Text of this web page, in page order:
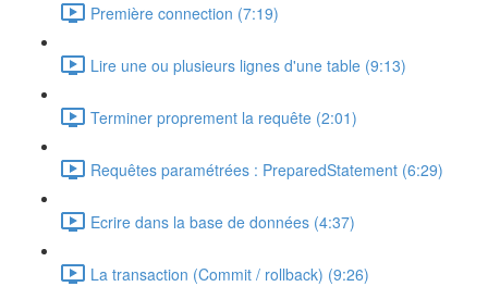
Première connection (7:19)
Lire une ou plusieurs lignes d'une table (9:13)
Terminer proprement la requête (2:01)
Requêtes paramétrées : PreparedStatement (6:29)
Ecrire dans la base de données (4:37)
La transaction (Commit / rollback) (9:26)